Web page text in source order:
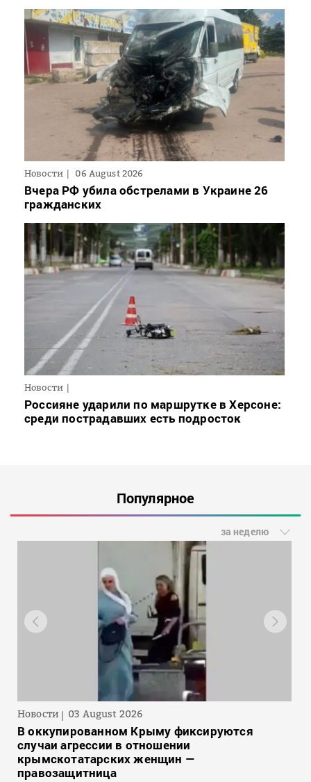
Новости 06 August 2026
Вчера РФ убила обстрелами в Украине 26
гражданских
Новости
Россияне ударили по маршрутке в Херсоне:
среди пострадавших есть подросток
Популярное
за неделю
Новости 03 August 2026
В оккупированном Крыму фиксируются
случаи агрессии в отношении
крымскотатарских женщин —
правозащитница